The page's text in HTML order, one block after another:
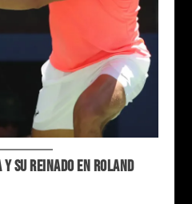
SU REINADO EN ROLAND